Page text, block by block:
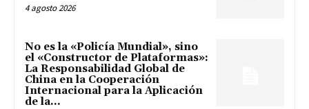
4 agosto 2026
No es la «Policía Mundial», sino
el «Constructor de Plataformas»:
La Responsabilidad Global de
China en la Cooperación
Internacional para la Aplicación
de la...